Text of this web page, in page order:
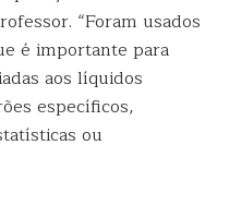
“Foram usados
é importante para
aos líquidos
específicos,
ou